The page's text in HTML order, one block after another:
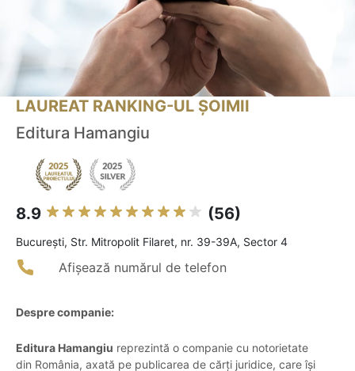
LAUREAT RANKING-UL ȘOIMII
Editura Hamangiu
8.9 (56)
Bucureşti, Str. Mitropolit Filaret, nr. 39-39A, Sector 4
Afișează numărul de telefon
Despre companie:
Editura Hamangiu reprezintă o companie cu notorietate
din România, axată pe publicarea de cărți juridice, care își